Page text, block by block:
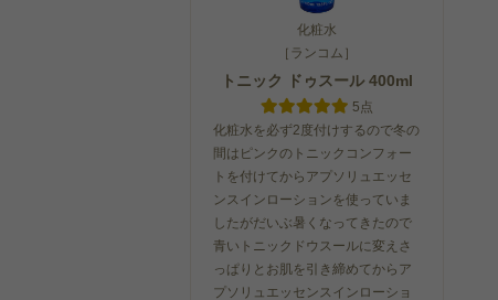
化粧水
［ランコム］
トニック ドゥスール 400ml
5点
化粧水を必ず2度付けするので冬の
間はピンクのトニックコンフォー
トを付けてからアプソリュエッセ
ンスインローションを使っていま
したがだいぶ暑くなってきたので
青いトニックドウスールに変えさ
っぱりとお肌を引き締めてからア
プソリュエッセンスインローショ